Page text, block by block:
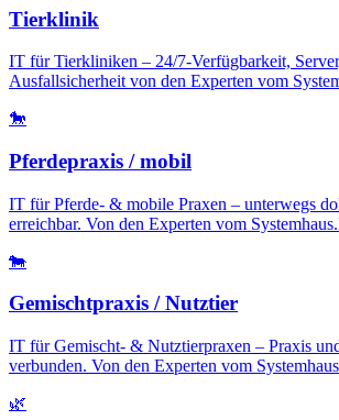
Tierklinik
IT für Tierkliniken – 24/7-Verfügbarkeit,
Ausfallsicherheit von den Experten vom
🐎
Pferdepraxis / mobil
IT für Pferde- & mobile Praxen – unterwegs
erreichbar. Von den Experten vom
🐄
Gemischtpraxis / Nutztier
IT für Gemischt- & Nutztierpraxen – Praxis
verbunden. Von den Experten vom
🌿